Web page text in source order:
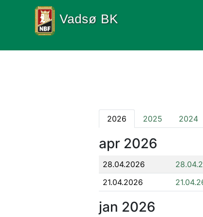
Vadsø BK
2026 2025 2024
apr 2026
28.04.2026
21.04.2026
jan 2026